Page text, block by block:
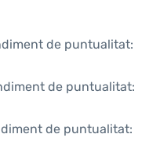
de puntualitat:
de puntualitat:
de puntualitat: